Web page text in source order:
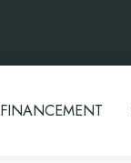
FINANCEMENT